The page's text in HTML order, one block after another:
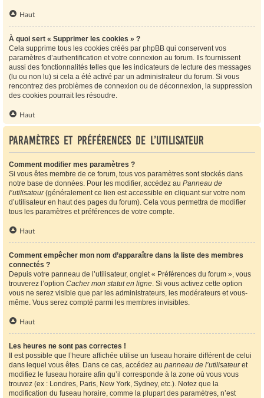
Haut
À quoi sert « Supprimer les cookies » ?
Cela supprime tous les cookies créés par phpBB qui conservent vos
paramètres d’authentification et votre connexion au forum. Ils fournissent
aussi des fonctionnalités telles que les indicateurs de lecture des messages
(lu ou non lu) si cela a été activé par un administrateur du forum. Si vous
rencontrez des problèmes de connexion ou de déconnexion, la suppression
des cookies pourrait les résoudre.
Haut
Paramètres et préférences de l’utilisateur
Comment modifier mes paramètres ?
Si vous êtes membre de ce forum, tous vos paramètres sont stockés dans
notre base de données. Pour les modifier, accédez au Panneau de
l’utilisateur(généralement ce lien est accessible en cliquant sur votre nom
d’utilisateur en haut des pages du forum). Cela vous permettra de modifier
tous les paramètres et préférences de votre compte.
Haut
Comment empêcher mon nom d’apparaître dans la liste des membres
connectés ?
Depuis votre panneau de l’utilisateur, onglet « Préférences du forum », vous
trouverez l’option Cacher mon statut en ligne. Si vous activez cette option
vous ne serez visible que par les administrateurs, les modérateurs et vous-
même. Vous serez compté parmi les membres invisibles.
Haut
Les heures ne sont pas correctes !
Il est possible que l’heure affichée utilise un fuseau horaire différent de celui
dans lequel vous êtes. Dans ce cas, accédez au panneau de l’utilisateuret
modifiez le fuseau horaire afin qu’il corresponde à la zone où vous vous
trouvez (ex : Londres, Paris, New York, Sydney, etc.). Notez que la
modification du fuseau horaire, comme la plupart des paramètres, n’est